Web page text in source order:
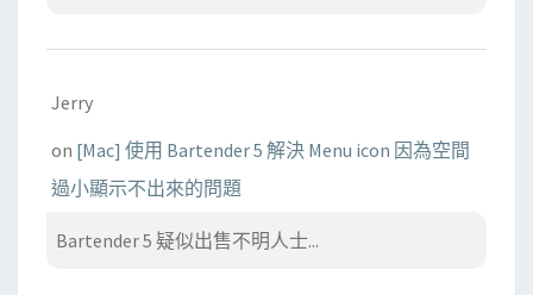
Jerry
on [Mac] 使用 Bartender 5 解決 Menu icon 因為空間
過小顯示不出來的問題
Bartender 5 疑似出售不明人士...